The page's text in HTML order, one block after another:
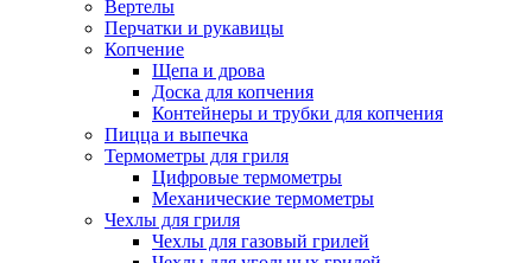
Вертелы
Перчатки и рукавицы
Копчение
Щепа и дрова
Доска для копчения
Контейнеры и трубки для копчения
Пицца и выпечка
Термометры для гриля
Цифровые термометры
Механические термометры
Чехлы для гриля
Чехлы для газовый грилей